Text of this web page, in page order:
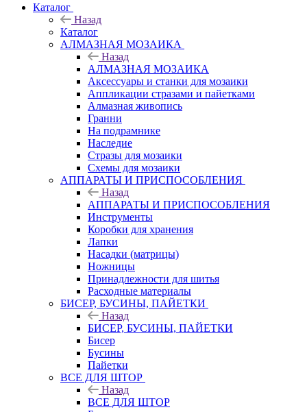
Каталог
Назад
Каталог
АЛМАЗНАЯ МОЗАИКА
Назад
АЛМАЗНАЯ МОЗАИКА
Аксессуары и станки для мозаики
Аппликации стразами и пайетками
Алмазная живопись
Гранни
На подрамнике
Наследие
Стразы для мозаики
Схемы для мозаики
АППАРАТЫ И ПРИСПОСОБЛЕНИЯ
Назад
АППАРАТЫ И ПРИСПОСОБЛЕНИЯ
Инструменты
Коробки для хранения
Лапки
Насадки (матрицы)
Ножницы
Принадлежности для шитья
Расходные материалы
БИСЕР, БУСИНЫ, ПАЙЕТКИ
Назад
БИСЕР, БУСИНЫ, ПАЙЕТКИ
Бисер
Бусины
Пайетки
ВСЕ ДЛЯ ШТОР
Назад
ВСЕ ДЛЯ ШТОР